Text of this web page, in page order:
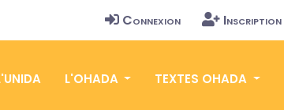
Connexion Inscription
L'OHADA TEXTES OHADA